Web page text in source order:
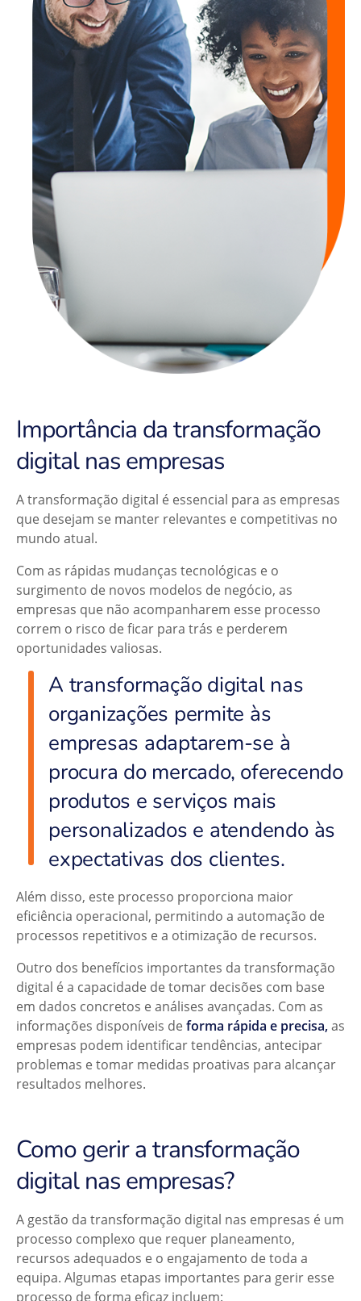
Importância da transformação
digital nas empresas
A transformação digital é essencial para as empresas
que desejam se manter relevantes e competitivas no
mundo atual.
Com as rápidas mudanças tecnológicas e o
surgimento de novos modelos de negócio, as
empresas que não acompanharem esse processo
correm o risco de ficar para trás e perderem
oportunidades valiosas.
A transformação digital nas
organizações permite às
empresas adaptarem-se à
procura do mercado, oferecendo
produtos e serviços mais
personalizados e atendendo às
expectativas dos clientes.
Além disso, este processo proporciona maior
eficiência operacional, permitindo a automação de
processos repetitivos e a otimização de recursos.
Outro dos benefícios importantes da transformação
digital é a capacidade de tomar decisões com base
em dados concretos e análises avançadas. Com as
informações disponíveis de forma rápida e precisa,as
empresas podem identificar tendências, antecipar
problemas e tomar medidas proativas para alcançar
resultados melhores.
Como gerir a transformação
digital nas empresas?
A gestão da transformação digital nas empresas é um
processo complexo que requer planeamento,
recursos adequados e o engajamento de toda a
equipa. Algumas etapas importantes para gerir esse
processo de forma eficaz incluem: